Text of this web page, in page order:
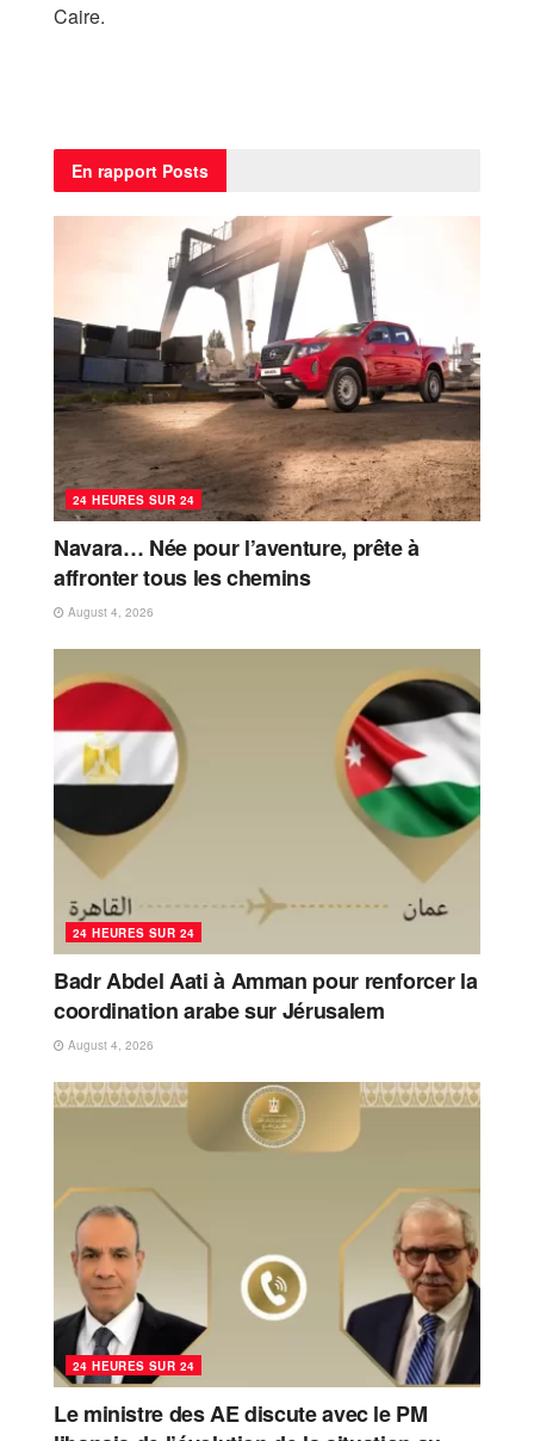
Caire.
En rapport Posts
24 HEURES SUR 24
Navara… Née pour l’aventure, prête à
affronter tous les chemins
August 4, 2026
24 HEURES SUR 24
Badr Abdel Aati à Amman pour renforcer la
coordination arabe sur Jérusalem
August 4, 2026
24 HEURES SUR 24
Le ministre des AE discute avec le PM